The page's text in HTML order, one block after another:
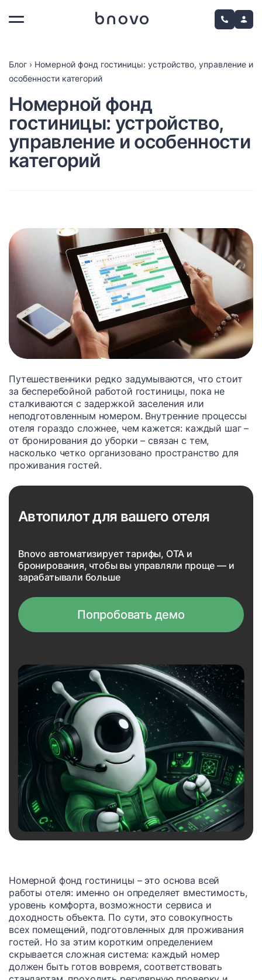
Блог › Номерной фонд гостиницы: устройство, управление и
особенности категорий
Номерной фонд
гостиницы: устройство,
управление и особенности
категорий
Путешественники редко задумываются, что стоит
за бесперебойной работой гостиницы, пока не
сталкиваются с задержкой заселения или
неподготовленным номером. Внутренние процессы
отеля гораздо сложнее, чем кажется: каждый шаг –
от бронирования до уборки – связан с тем,
насколько четко организовано пространство для
проживания гостей.
Автопилот для вашего отеля
Bnovo автоматизирует тарифы, OTA и
бронирования, чтобы вы управляли проще — и
зарабатывали больше
Попробовать демо
Номерной фонд гостиницы – это основа всей
работы отеля: именно он определяет вместимость,
уровень комфорта, возможности сервиса и
доходность объекта. По сути, это совокупность
всех помещений, подготовленных для проживания
гостей. Но за этим коротким определением
скрывается сложная система: каждый номер
должен быть готов вовремя, соответствовать